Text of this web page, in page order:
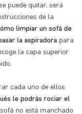
puede quitar, será
de la
limpiar un sofá de
la aspiradora para
la capa superior
cada uno de ellos
le podrás rociar el
no está manchado